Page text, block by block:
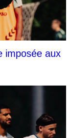
imposée aux